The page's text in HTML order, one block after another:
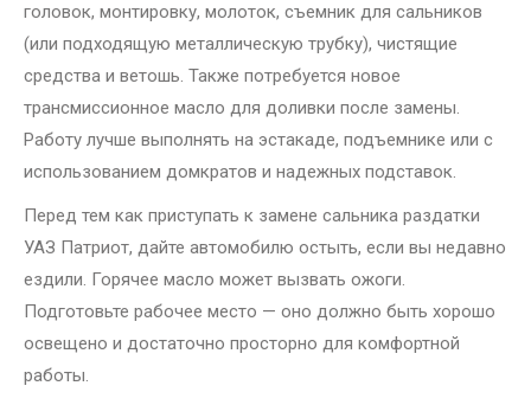
головок, монтировку, молоток, съемник для сальников
(или подходящую металлическую трубку), чистящие
средства и ветошь. Также потребуется новое
трансмиссионное масло для доливки после замены.
Работу лучше выполнять на эстакаде, подъемнике или с
использованием домкратов и надежных подставок.
Перед тем как приступать к замене сальника раздатки
УАЗ Патриот, дайте автомобилю остыть, если вы недавно
ездили. Горячее масло может вызвать ожоги.
Подготовьте рабочее место — оно должно быть хорошо
освещено и достаточно просторно для комфортной
работы.